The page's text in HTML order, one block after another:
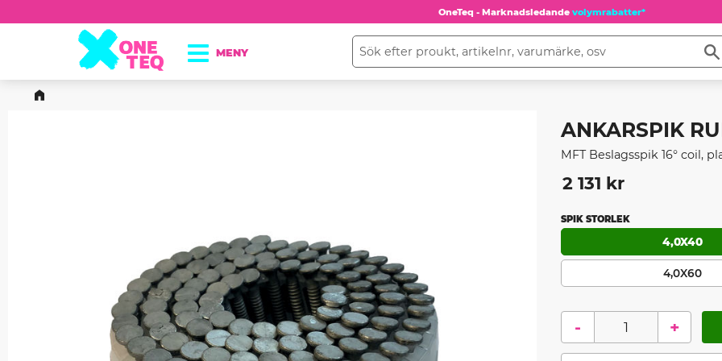
OneTeq - Marknadsledande volymrabatter*
ANKARSPIK
MFT Beslagsspik 16° coil,
2 131 kr
SPIK STORLEK
4,0X40
4,0X60
+
-